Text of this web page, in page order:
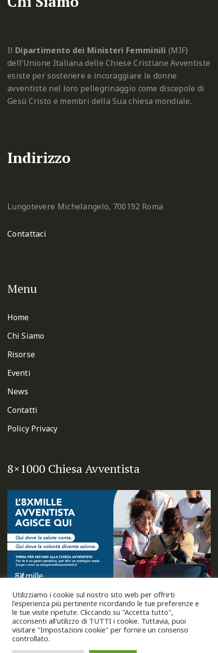
Il Dipartimento dei Ministeri Femminili (MIF)
dell’Unione Italiana delle Chiese Cristiane Avventiste
esiste per sostenere e incoraggiare le donne
avventiste nel loro pellegrinaggio come discepole di
Gesù Cristo e membri della Sua chiesa mondiale.
Indirizzo
Lungotevere Michelangelo, 700192 Roma
Contattaci
Menu
Home
Chi Siamo
Risorse
Eventi
News
Contatti
Policy Privacy
8×1000 Chiesa Avventista
Utilizziamo i cookie sul nostro sito web per offrirti
l'esperienza più pertinente ricordando le tue preferenze e
le tue visite ripetute. Cliccando su "Accetta tutto",
acconsenti all'utilizzo di TUTTI i cookie. Tuttavia, puoi
visitare "Impostazioni cookie" per fornire un consenso
controllato.